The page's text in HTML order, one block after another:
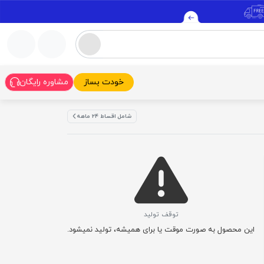
خودت بساز مشاوره رایگان
شامل اقساط ۲۴ ماهه
توقف تولید
این محصول به صورت موقت یا برای همیشه، تولید نمیشود.